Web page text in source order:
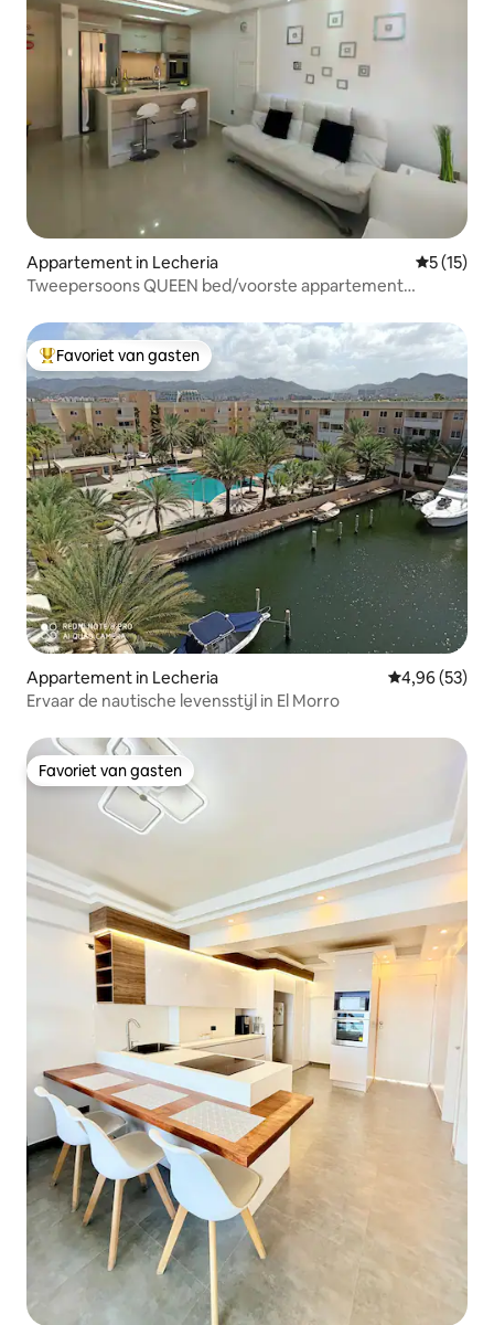
Appartement in Lecheria
5 (15)
Tweepersoons QUEEN bed/voorste appartement
Topfavoriet van gasten
Favoriet van gasten
Appartement in Lecheria Gemiddelde
4,96 (53)
Ervaar de nautische levensstijl in El Morro
Favoriet van gasten
Favoriet van gasten